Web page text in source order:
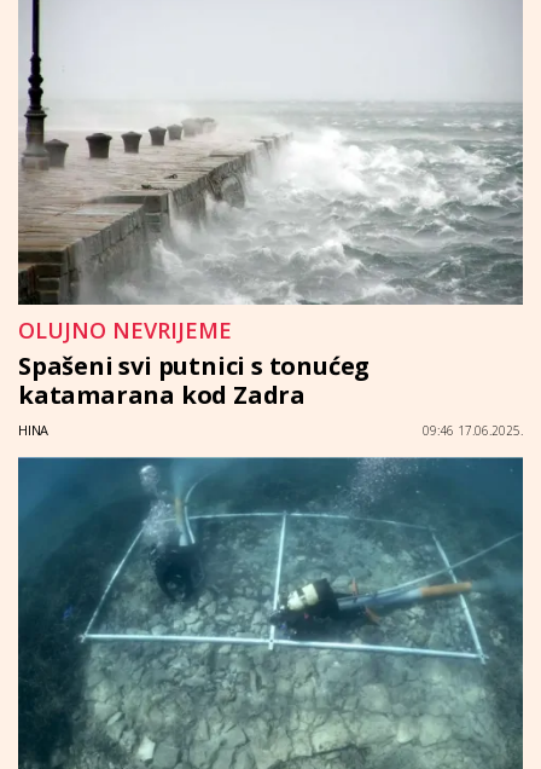
OLUJNO NEVRIJEME
Spašeni svi putnici s tonućeg
katamarana kod Zadra
HINA 09:46 17.06.2025.